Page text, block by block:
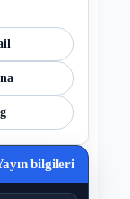
bilgileri